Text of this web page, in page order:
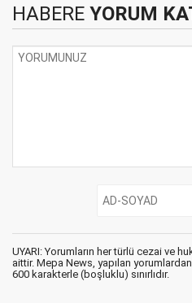
HABERE YORUM
UYARI: Yorumların her türlü cezai ve
aittir. Mepa News, yapılan
600 karakterle (boşluklu) sınırlıdır.